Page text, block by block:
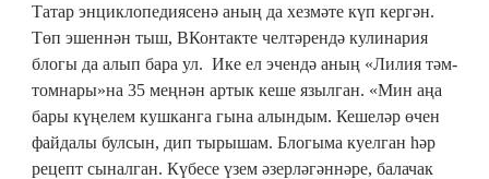
Татар энциклопедиясенә аның да хезмәте күп кергән.
Төп эшеннән тыш, ВКонтакте челтәрендә кулинария
блогы да алып бара ул. Ике ел эчендә аның «Лилия тәм-
томнары»на 35 меңнән артык кеше язылган. «Мин аңа
бары күңелем кушканга гына алындым. Кешеләр өчен
файдалы булсын, дип тырышам. Блогыма куелган һәр
рецепт сыналган. Күбесе үзем әзерләгәннәре, балачак